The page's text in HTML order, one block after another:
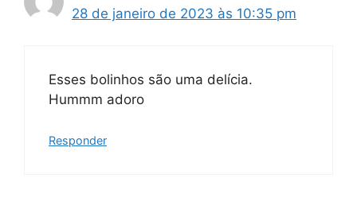
28 de janeiro de 2023 às 10:35 pm
Esses bolinhos são uma delícia.
Hummm adoro
Responder